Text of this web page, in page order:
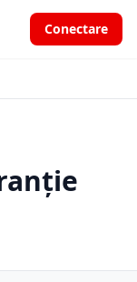
Conectare